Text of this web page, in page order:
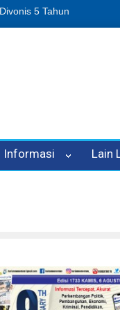
Desak Polisi Tetapkan P-
Informasi Lain